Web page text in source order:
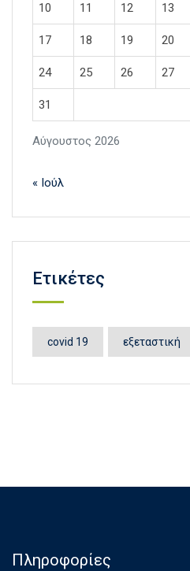
Αύγουστος 2026
10 11 12 13
17 18 19 20
24 25 26 27
31
« Ιούλ
Ετικέτες
covid 19 εξεταστική
Πληροφορίες